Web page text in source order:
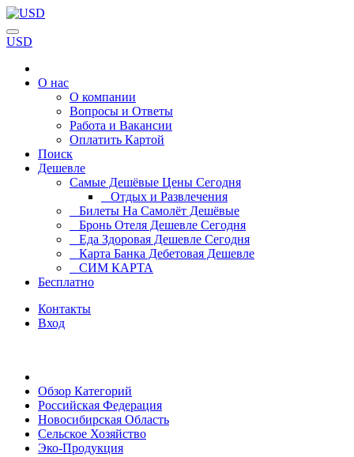
USD
О нас
О компании
Вопросы и Ответы
Работа и Вакансии
Оплатить Картой
Поиск
Дешевле
Самые Дешёвые Цены Сегодня
Отдых и Развлечения
Билеты На Самолёт Дешёвые
Бронь Отеля Дешевле Сегодня
Еда Здоровая Дешевле Сегодня
Карта Банка Дебетовая Дешевле
СИМ КАРТА
Бесплатно
Контакты
Вход
Обзор Категорий
Российская Федерация
Новосибирская Область
Сельское Хозяйство
Эко-Продукция